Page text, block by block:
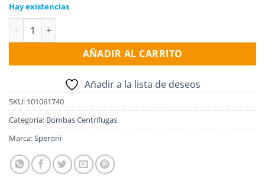
Hay existencias
Electro Bomba centrifuga SPERONI CM 22, 0.5HP, 1x220v.
AÑADIR AL CARRITO
Añadir a la lista de deseos
SKU: 101061740
Categoría: Bombas Centrifugas
Marca:Speroni